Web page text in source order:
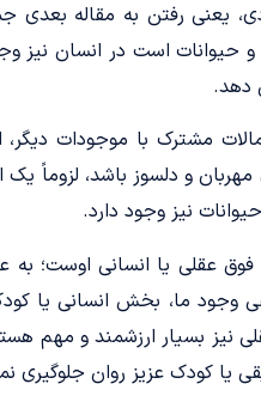
یعنی رفتن به مقاله بعدی
و حیوانات است در انسان نیز
دهد.
مشترک با موجودات
نیز وجود دارد.
فوق عقلی یا انسانی اوست؛
وجود ما، بخش انسانی یا
نیز بسیار ارزشمند و مهم
یا کودک عزیز روان جلوگیری